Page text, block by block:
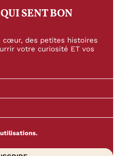
SENT BON
cœur, des petites histoires
votre curiosité ET vos